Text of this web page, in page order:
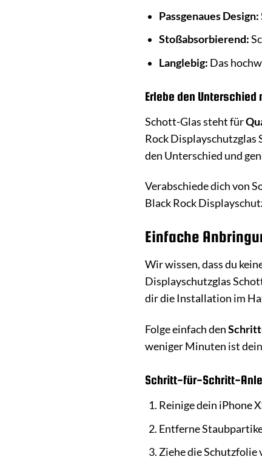
Passgenaues Design:
Stoßabsorbierend:
Langlebig: Das
Erlebe den Unterschied
Schott-Glas steht für
Rock Displayschutzglas
den Unterschied und
Verabschiede dich von
Black Rock
Einfache
Wir wissen, dass du
Displayschutzglas
dir die Installation im
Folge einfach den
weniger Minuten ist
Schritt-für-Schritt-
Reinige dein iPhone
Entferne
Ziehe die Schutzfolie